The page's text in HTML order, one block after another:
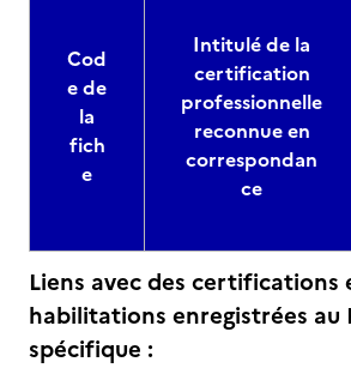
Cod
e de
la
fich
e
Intitulé de la
certification
professionnelle
reconnue en
correspondan
ce
Liens avec des certifications
habilitations enregistrées au
spécifique :